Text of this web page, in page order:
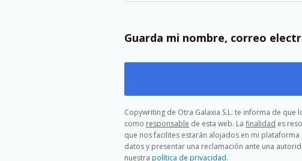
Guarda mi nombre, correo
Copywriting de Otra Galaxia S.L. te informa de
como responsable de esta web. La finalidad es
que nos facilites estarán alojados en mi
datos y presentar una reclamación ante una
nuestra política de privacidad.